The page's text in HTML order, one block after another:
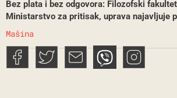
Bez plata i bez odgovora: Filozofski
Ministarstvo za pritisak, uprava najavljuje
Mašina